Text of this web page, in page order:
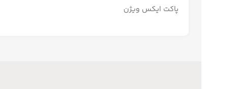
پاکت ایکس ویژن